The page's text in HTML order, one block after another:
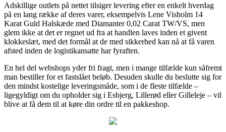
Adskillige outlets på nettet tilsiger levering efter en enkelt hverdag
på en lang række af deres varer, eksempelvis Lene Visholm 14
Karat Guld Halskæde med Diamanter 0,02 Carat TW/VS, men
glem ikke at det er regnet ud fra at handlen laves inden et givent
klokkeslæt, med det formål at de med sikkerhed kan nå at få varen
afsted inden de logistikansatte har fyraften.
En hel del webshops yder fri fragt, men i mange tilfælde kun såfremt
man bestiller for et fastslået beløb. Desuden skulle du beslutte sig for
den mindst kostelige leveringsmåde, som i de fleste tilfælde –
ligegyldigt om du opholder sig i Esbjerg, Lillerød eller Gilleleje – vil
blive at få dem til at køre din ordre til en pakkeshop.